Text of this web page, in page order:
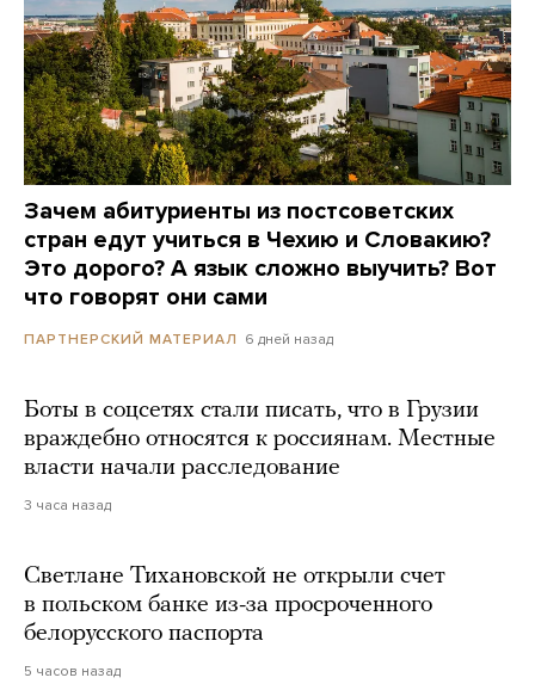
Зачем абитуриенты из постсоветских
стран едут учиться в Чехию и Словакию?
Это дорого? А язык сложно выучить? Вот
что говорят они сами
ПАРТНЕРСКИЙ МАТЕРИАЛ 6 дней назад
Боты в соцсетях стали писать, что в Грузии
враждебно относятся к россиянам. Местные
власти начали расследование
3 часа назад
Светлане Тихановской не открыли счет
в польском банке из-за просроченного
белорусского паспорта
5 часов назад